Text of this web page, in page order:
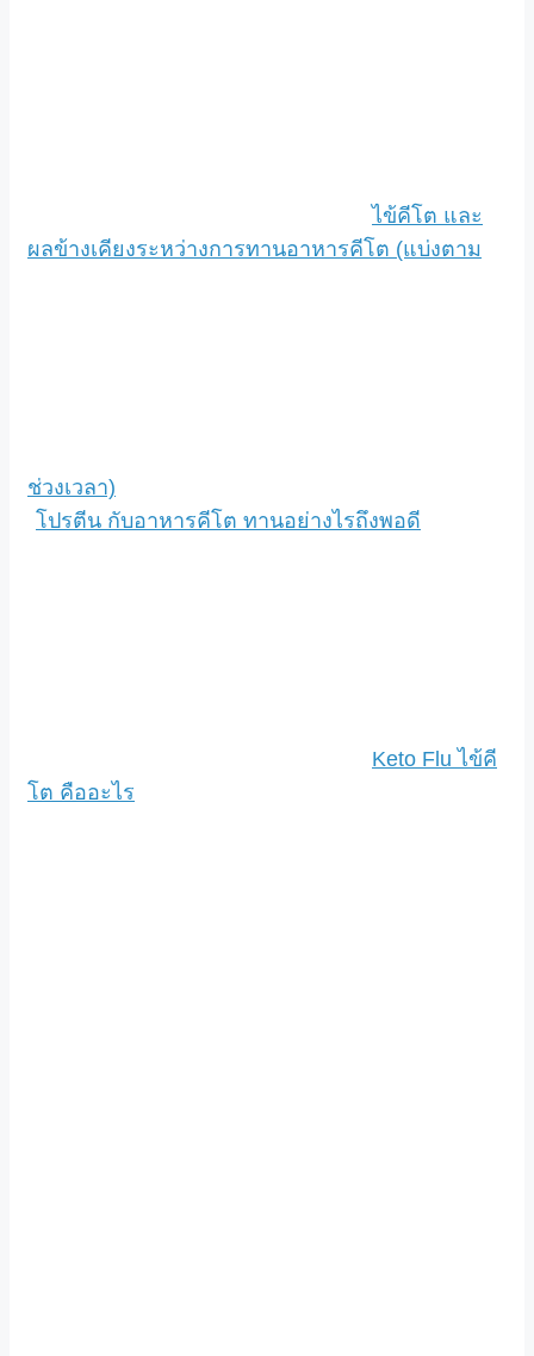
ไข้คีโต และ
ผลข้างเคียงระหว่างการทานอาหารคีโต (แบ่งตาม
ช่วงเวลา)
โปรตีน กับอาหารคีโต ทานอย่างไรถึงพอดี
Keto Flu ไข้คี
โต คืออะไร